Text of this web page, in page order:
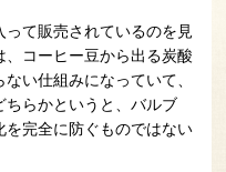
て販売されているのを見
コーヒー豆から出る炭酸
い仕組みになっていて、
らかというと、バルブ
完全に防ぐものではない